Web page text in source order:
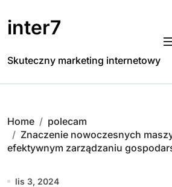
to
content
inter7
Skuteczny marketing internetowy
Home
polecam
Znaczenie nowoczesnych
efektywnym zarządzaniu
lis 3, 2024